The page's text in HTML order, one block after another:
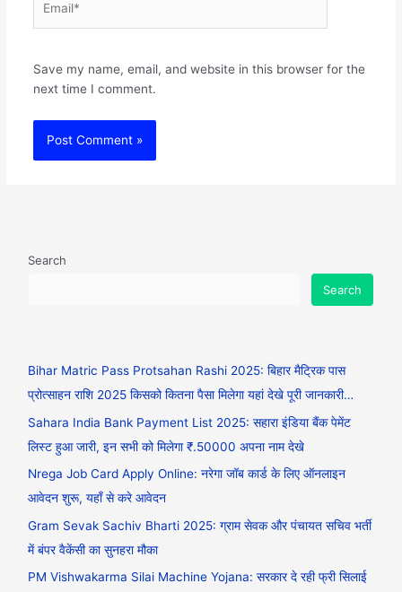
Save my name, email, and website in this browser for the
next time I comment.
Search
Search
Bihar Matric Pass Protsahan Rashi 2025: बिहार मैट्रिक पास
प्रोत्साहन राशि 2025 किसको कितना पैसा मिलेगा यहां देखे पूरी जानकारी…
Sahara India Bank Payment List 2025: सहारा इंडिया बैंक पेमेंट
लिस्ट हुआ जारी, इन सभी को मिलेगा ₹.50000 अपना नाम देखे
Nrega Job Card Apply Online: नरेगा जॉब कार्ड के लिए ऑनलाइन
आवेदन शुरू, यहाँ से करे आवेदन
Gram Sevak Sachiv Bharti 2025: ग्राम सेवक और पंचायत सचिव भर्ती
में बंपर वैकेंसी का सुनहरा मौका
PM Vishwakarma Silai Machine Yojana: सरकार दे रही फ्री सिलाई